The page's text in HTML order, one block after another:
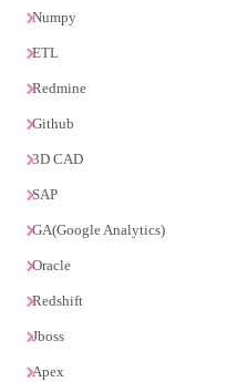
Numpy
ETL
Redmine
Github
3D CAD
SAP
GA(Google Analytics)
Oracle
Redshift
Jboss
Apex